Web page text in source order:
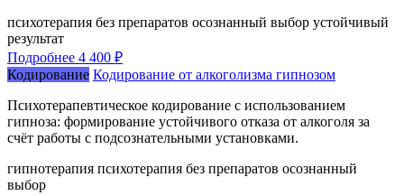
психотерапия без препаратов осознанный выбор устойчивый
результат
Подробнее 4 400 ₽
Кодирование Кодирование от алкоголизма гипнозом
Психотерапевтическое кодирование с использованием
гипноза: формирование устойчивого отказа от алкоголя за
счёт работы с подсознательными установками.
гипнотерапия психотерапия без препаратов осознанный
выбор